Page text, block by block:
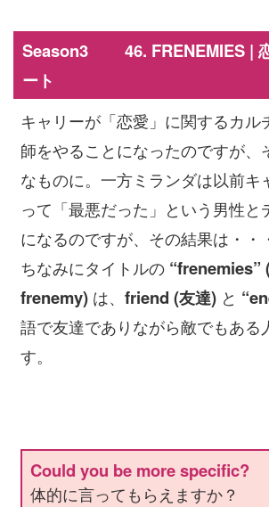
Season3 46. FRENEMIES |
ート
キャリーが「恋愛」に関するカル
師をやることになったのですが、
なものに。一方ミランダは以前キ
って「最悪だった」という男性と
になるのですが、その結果は・・
ちなみにタイトルの “frenemies”
frenemy) は、friend (友達) と
語で友達でありながら敵でもある
す。
Could you be more specific?
体的に言ってもらえますか？